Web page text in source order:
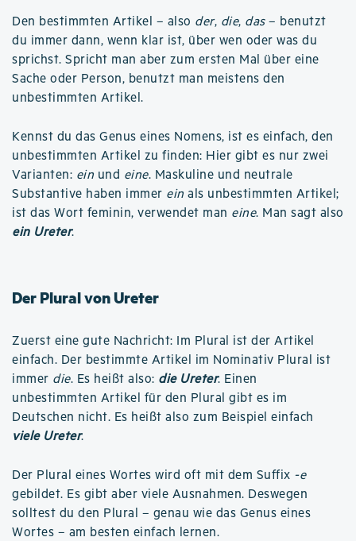
Den bestimmten Artikel – also der, die, das– benutzt
du immer dann, wenn klar ist, über wen oder was du
sprichst. Spricht man aber zum ersten Mal über eine
Sache oder Person, benutzt man meistens den
unbestimmten Artikel.
Kennst du das Genus eines Nomens, ist es einfach, den
unbestimmten Artikel zu finden: Hier gibt es nur zwei
Varianten: ein und eine. Maskuline und neutrale
Substantive haben immer ein als unbestimmten Artikel;
ist das Wort feminin, verwendet man eine. Man sagt also
ein Ureter.
Der Plural von Ureter
Zuerst eine gute Nachricht: Im Plural ist der Artikel
einfach. Der bestimmte Artikel im Nominativ Plural ist
immer die. Es heißt also: die Ureter. Einen
unbestimmten Artikel für den Plural gibt es im
Deutschen nicht. Es heißt also zum Beispiel einfach
viele Ureter.
Der Plural eines Wortes wird oft mit dem Suffix -e
gebildet. Es gibt aber viele Ausnahmen. Deswegen
solltest du den Plural – genau wie das Genus eines
Wortes – am besten einfach lernen.